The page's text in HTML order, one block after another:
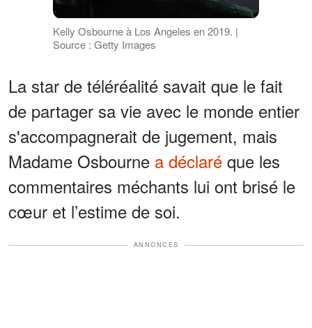
Kelly Osbourne à Los Angeles en 2019. |
Source : Getty Images
La star de téléréalité savait que le fait
de partager sa vie avec le monde entier
s'accompagnerait de jugement, mais
Madame Osbourne a déclaré que les
commentaires méchants lui ont brisé le
cœur et l’estime de soi.
ANNONCES